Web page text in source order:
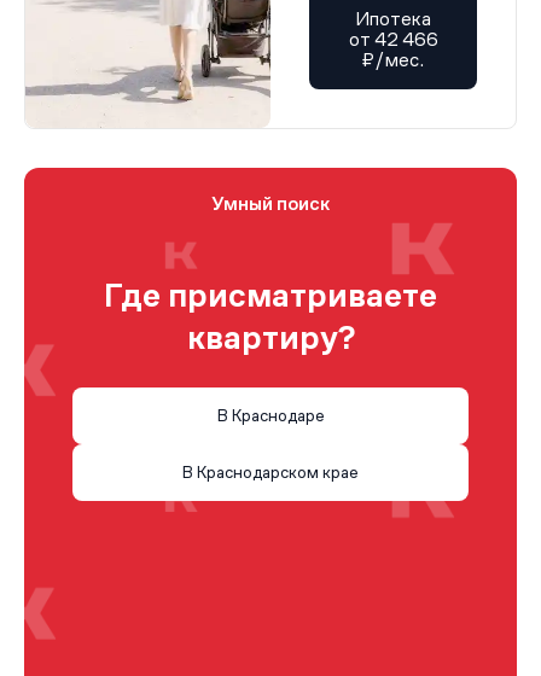
Ипотека
от 42 466
₽/мес.
Умный поиск
Где присматриваете
квартиру?
В Краснодаре
В Краснодарском крае